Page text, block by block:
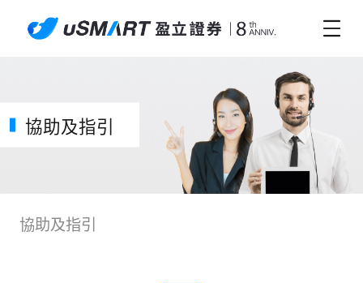
協助及指引
協助及指引